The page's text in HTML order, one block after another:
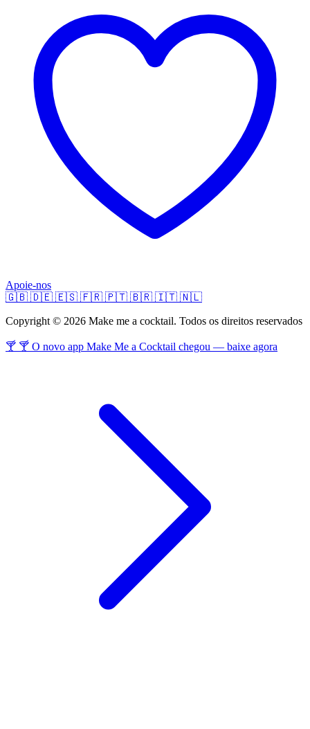
Apoie-nos
🇬🇧 🇩🇪 🇪🇸 🇫🇷 🇵🇹 🇧🇷 🇮🇹 🇳🇱
Copyright © 2026 Make me a cocktail. Todos os direitos reservados
🍸 🍸 O novo app Make Me a Cocktail chegou — baixe agora